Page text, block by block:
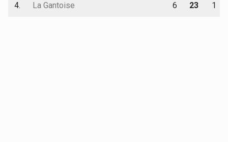
4. La Gantoise 6 23 1